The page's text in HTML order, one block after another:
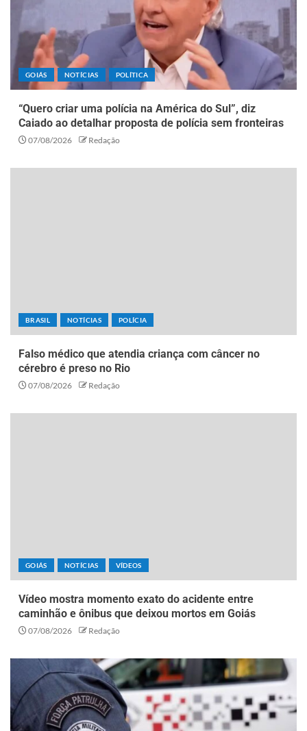
GOIÁS NOTÍCIAS POLÍTICA
“Quero criar uma polícia na América do Sul”, diz
Caiado ao detalhar proposta de polícia sem fronteiras
07/08/2026 Redação
BRASIL NOTÍCIAS POLÍCIA
Falso médico que atendia criança com câncer no
cérebro é preso no Rio
07/08/2026 Redação
GOIÁS NOTÍCIAS VÍDEOS
Vídeo mostra momento exato do acidente entre
caminhão e ônibus que deixou mortos em Goiás
07/08/2026 Redação